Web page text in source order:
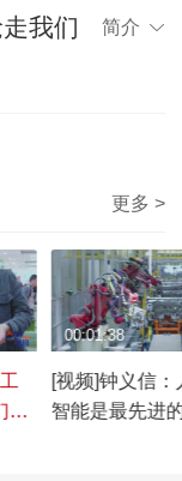
我们
简介
更多 >
[视频]钟义信：
智能是最先进
00:01:38